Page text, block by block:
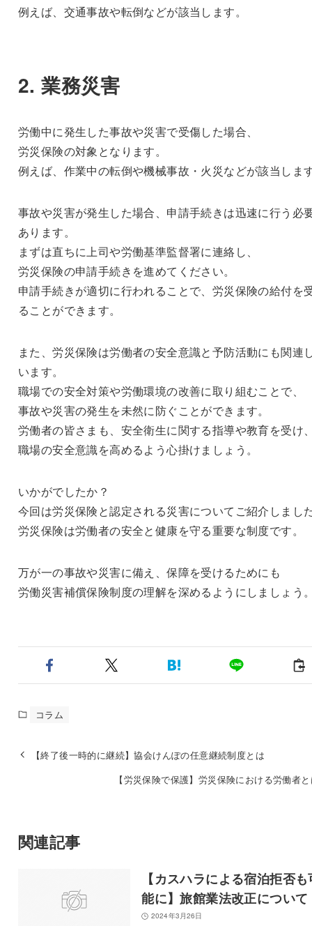
例えば、交通事故や転倒などが該当します。
2. 業務災害
労働中に発生した事故や災害で受傷した場合、
労災保険の対象となります。
例えば、作業中の転倒や機械事故・火災などが該当しま
事故や災害が発生した場合、申請手続きは迅速に行う必
あります。
まずは直ちに上司や労働基準監督署に連絡し、
労災保険の申請手続きを進めてください。
申請手続きが適切に行われることで、労災保険の給付を
ることができます。
また、労災保険は労働者の安全意識と予防活動にも関連
います。
職場での安全対策や労働環境の改善に取り組むことで、
事故や災害の発生を未然に防ぐことができます。
労働者の皆さまも、安全衛生に関する指導や教育を受け
職場の安全意識を高めるよう心掛けましょう。
いかがでしたか？
今回は労災保険と認定される災害についてご紹介しまし
労災保険は労働者の安全と健康を守る重要な制度です。
万が一の事故や災害に備え、保障を受けるためにも
労働災害補償保険制度の理解を深めるようにしましょう
コラム
【終了後一時的に継続】協会けんぽの任意継続制度とは
【労災保険で保護】労災保険における労働者
関連記事
【カスハラによる宿泊拒否も
能に】旅館業法改正について
2024年3月26日